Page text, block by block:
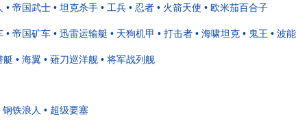
• 帝国武士 • 坦克杀手 • 工兵 • 忍者 • 火箭天使 • 欧米茄百合子
• 帝国矿车 • 迅雷运输艇 • 天狗机甲 • 打击者 • 海啸坦克 • 鬼王 • 波
艇 • 海翼 • 薙刀巡洋舰 • 将军战列舰
钢铁浪人 • 超级要塞